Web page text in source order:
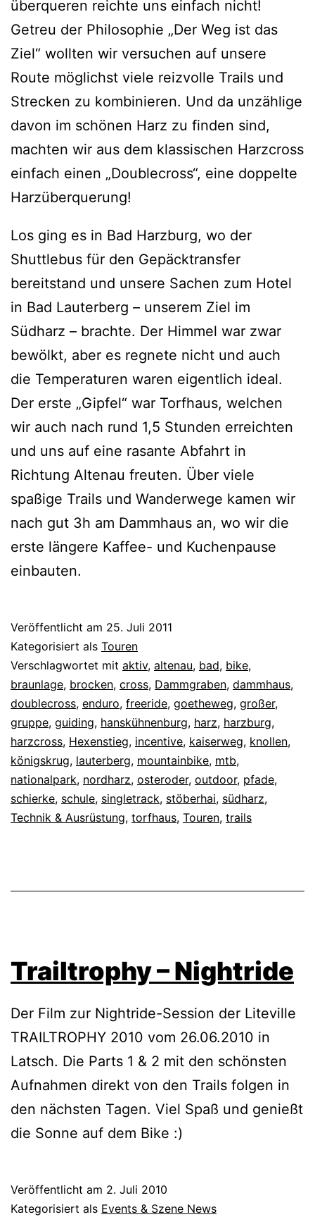
überqueren reichte uns einfach nicht!
Getreu der Philosophie „Der Weg ist das
Ziel“ wollten wir versuchen auf unsere
Route möglichst viele reizvolle Trails und
Strecken zu kombinieren. Und da unzählige
davon im schönen Harz zu finden sind,
machten wir aus dem klassischen Harzcross
einfach einen „Doublecross“, eine doppelte
Harzüberquerung!
Los ging es in Bad Harzburg, wo der
Shuttlebus für den Gepäcktransfer
bereitstand und unsere Sachen zum Hotel
in Bad Lauterberg – unserem Ziel im
Südharz – brachte. Der Himmel war zwar
bewölkt, aber es regnete nicht und auch
die Temperaturen waren eigentlich ideal.
Der erste „Gipfel“ war Torfhaus, welchen
wir auch nach rund 1,5 Stunden erreichten
und uns auf eine rasante Abfahrt in
Richtung Altenau freuten. Über viele
spaßige Trails und Wanderwege kamen wir
nach gut 3h am Dammhaus an, wo wir die
erste längere Kaffee- und Kuchenpause
einbauten.
Veröffentlicht am 25. Juli 2011
Kategorisiert als Touren
Verschlagwortet mit aktiv, altenau, bad, bike,
braunlage, brocken, cross, Dammgraben, dammhaus,
doublecross, enduro, freeride, goetheweg, großer,
gruppe, guiding, hanskühnenburg, harz, harzburg,
harzcross, Hexenstieg, incentive, kaiserweg, knollen,
königskrug, lauterberg, mountainbike, mtb,
nationalpark, nordharz, osteroder, outdoor, pfade,
schierke, schule, singletrack, stöberhai, südharz,
Technik & Ausrüstung, torfhaus, Touren, trails
Trailtrophy – Nightride
Der Film zur Nightride-Session der Liteville
TRAILTROPHY 2010 vom 26.06.2010 in
Latsch. Die Parts 1 & 2 mit den schönsten
Aufnahmen direkt von den Trails folgen in
den nächsten Tagen. Viel Spaß und genießt
die Sonne auf dem Bike :)
Veröffentlicht am 2. Juli 2010
Kategorisiert als Events & Szene News